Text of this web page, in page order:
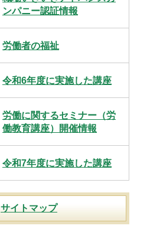
ンパニー認証情報
労働者の福祉
令和6年度に実施した講座
労働に関するセミナー（労
働教育講座）開催情報
令和7年度に実施した講座
サイトマップ